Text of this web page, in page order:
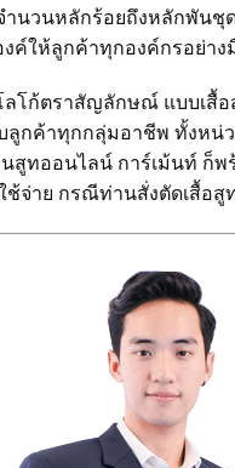
ำนวนหลักร้อยถึงหลักพัน
งค์ให้ลูกค้าทุกองค์กรอย่าง
โก้ตราสัญลักษณ์ แบบเสื้
ลูกค้าทุกกลุ่มอาชีพ ทั้งห
สูทออนไลน์ การ์เม้นท์ ก็
ช้จ่าย กรณีท่านสั่งตัดเสื้อสู